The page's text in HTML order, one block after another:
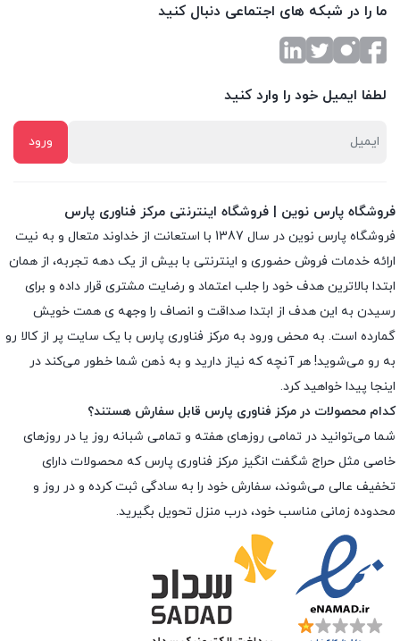
ما را در شبکه های اجتماعی دنبال کنید
لطفا ایمیل خود را وارد کنید
فروشگاه پارس نوین | فروشگاه اینترنتی مرکز فناوری پارس
فروشگاه پارس نوین در سال 1387 با استعانت از خداوند متعال و به نیت
ارائه خدمات فروش حضوری و اینترنتی با بیش از یک دهه تجربه، از همان
ابتدا بالاترین هدف خود را جلب اعتماد و رضایت مشتری قرار داده و براى
رسیدن به این هدف از ابتدا صداقت و انصاف را وجهه ى همت خویش
گمارده است. به محض ورود به مرکز فناوری پارس با یک سایت پر از کالا رو
به رو می‌شوید! هر آنچه که نیاز دارید و به ذهن شما خطور می‌کند در
اینجا پیدا خواهید کرد.
کدام محصولات در مرکز فناوری پارس قابل سفارش هستند؟
شما می‌توانید در تمامی روزهای هفته و تمامی شبانه روز یا در روزهای
خاصی مثل حراج شگفت انگیز مرکز فناوری پارس که محصولات دارای
تخفیف عالی می‌شوند، سفارش خود را به سادگی ثبت کرده و در روز و
محدوده زمانی مناسب خود، درب منزل تحویل بگیرید.